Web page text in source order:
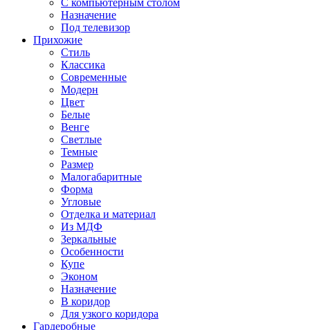
С компьютерным столом
Назначение
Под телевизор
Прихожие
Стиль
Классика
Современные
Модерн
Цвет
Белые
Венге
Светлые
Темные
Размер
Малогабаритные
Форма
Угловые
Отделка и материал
Из МДФ
Зеркальные
Особенности
Купе
Эконом
Назначение
В коридор
Для узкого коридора
Гардеробные